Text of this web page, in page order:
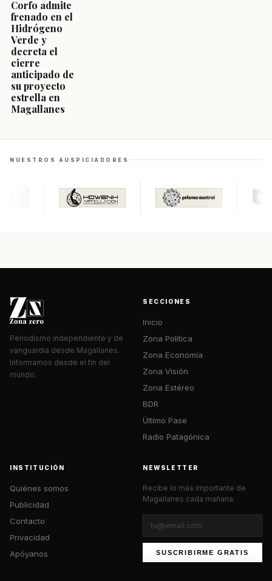
Corfo admite
frenado en el
Hidrógeno
Verde y
decreta el
cierre
anticipado de
su proyecto
estrella en
Magallanes
NUESTROS AUSPICIADORES
Periodismo independiente y de
vanguardia desde Magallanes.
Informamos desde el fin del
mundo.
SECCIONES
Inicio
Zona Política
Zona Economía
Zona Visión
Zona Estéreo
BDR
Último Pase
Radio Patagónica
INSTITUCIÓN
Quiénes somos
Publicidad
Contacto
Privacidad
Apóyanos
NEWSLETTER
Recibe lo más importante de
Magallanes cada mañana.
SUSCRIBIRME GRATIS